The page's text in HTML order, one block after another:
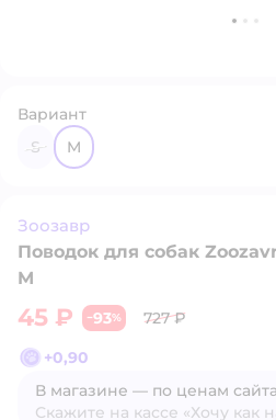
Вариант
S
M
Зоозавр
Поводок для собак
M
45 ₽ −93%
727 ₽
+0,90
В магазине — по ценам сайта
Скажите на кассе «Хочу как